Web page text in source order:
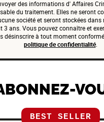
des informations d' Affaires
du traitement. Elles ne seront
société et seront stockées dans
3 ans. Vous pouvez connaître et
désinscrire à tout moment
politique de confidentialité.
BEST SELLER